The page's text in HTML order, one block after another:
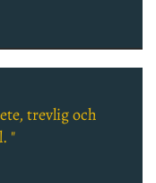
trevlig och
"